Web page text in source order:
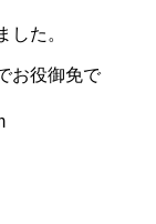
した。
お役御免で